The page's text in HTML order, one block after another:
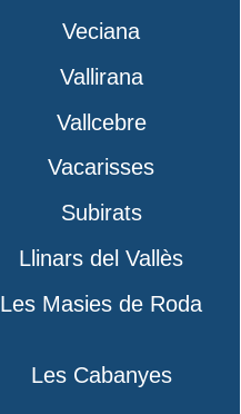
Veciana
Vallirana
Vallcebre
Vacarisses
Subirats
Llinars del Vallès
Les Masies de Roda
Les Cabanyes